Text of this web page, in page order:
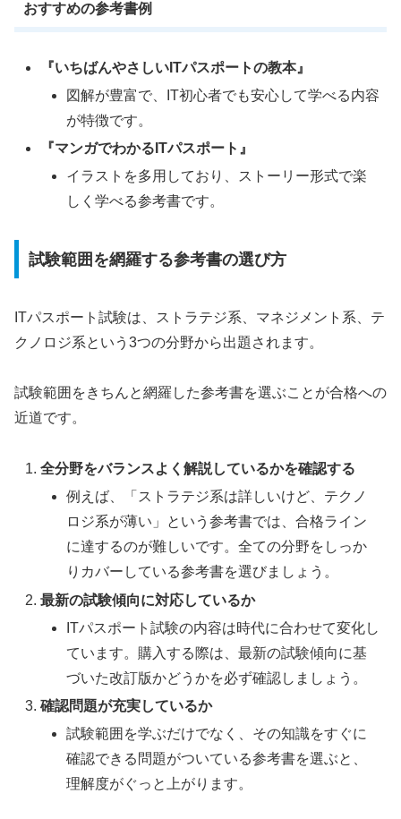
おすすめの参考書例
『いちばんやさしいITパスポートの教本』
図解が豊富で、IT初心者でも安心して学べる内容
が特徴です。
『マンガでわかるITパスポート』
イラストを多用しており、ストーリー形式で楽
しく学べる参考書です。
試験範囲を網羅する参考書の選び方
ITパスポート試験は、ストラテジ系、マネジメント系、テ
クノロジ系という3つの分野から出題されます。
試験範囲をきちんと網羅した参考書を選ぶことが合格への
近道です。
全分野をバランスよく解説しているかを確認する
例えば、「ストラテジ系は詳しいけど、テクノ
ロジ系が薄い」という参考書では、合格ライン
に達するのが難しいです。全ての分野をしっか
りカバーしている参考書を選びましょう。
最新の試験傾向に対応しているか
ITパスポート試験の内容は時代に合わせて変化し
ています。購入する際は、最新の試験傾向に基
づいた改訂版かどうかを必ず確認しましょう。
確認問題が充実しているか
試験範囲を学ぶだけでなく、その知識をすぐに
確認できる問題がついている参考書を選ぶと、
理解度がぐっと上がります。